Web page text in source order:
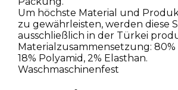
Um höchste Material und
zu gewährleisten, werden diese
ausschließlich in der Türkei
Materialzusammensetzung:
18% Polyamid, 2% Elasthan.
Waschmaschinenfest